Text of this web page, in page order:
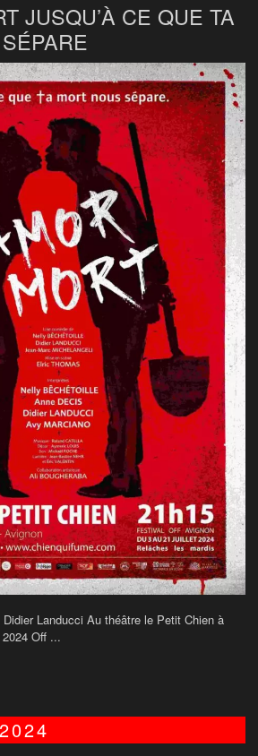
JUSQU’À CE QUE TA
Landucci Au théâtre le Petit Chien à
Off ...
2024